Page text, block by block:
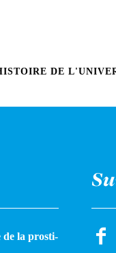
DE
de la pros­ti­